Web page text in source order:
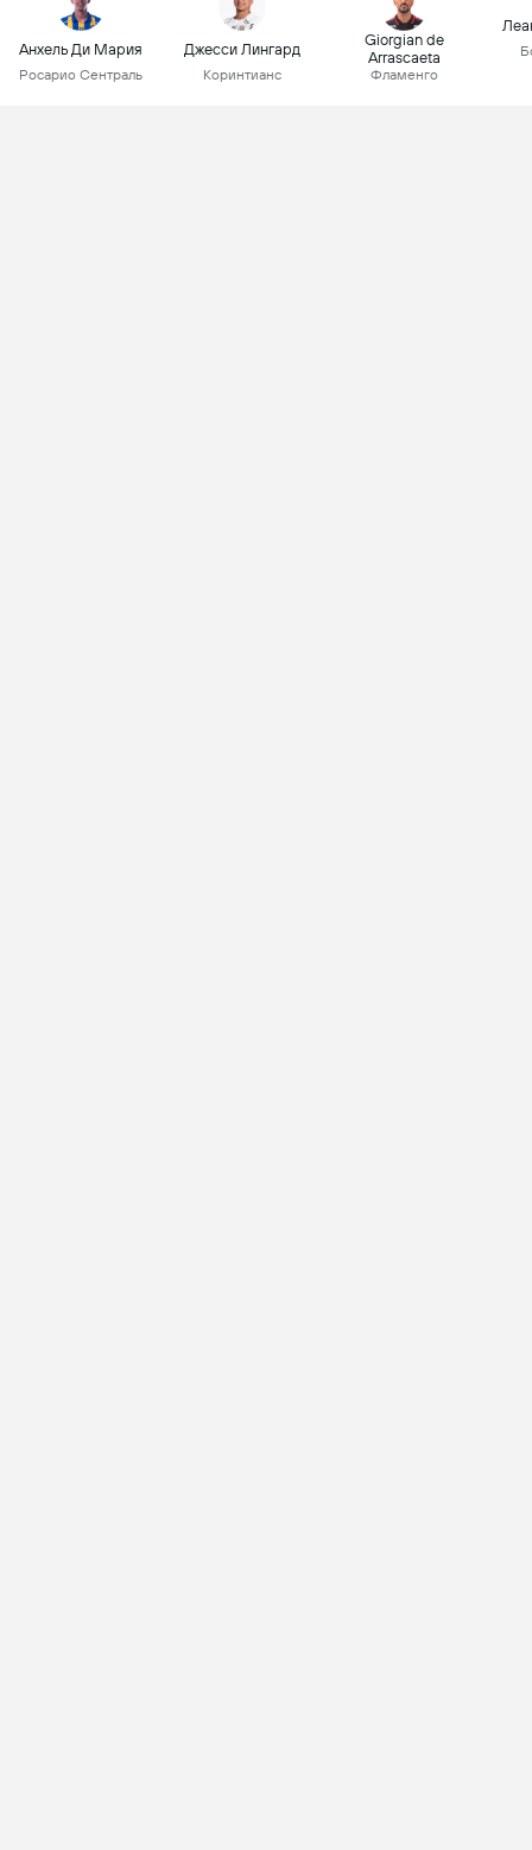
Анхель Ди Мария
Росарио Сентраль
Джесси Лингард
Коринтианс
Giorgian de
Arrascaeta
Фламенго